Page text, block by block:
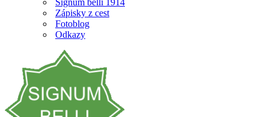
Signum belli 1914
Zápisky z cest
Fotoblog
Odkazy